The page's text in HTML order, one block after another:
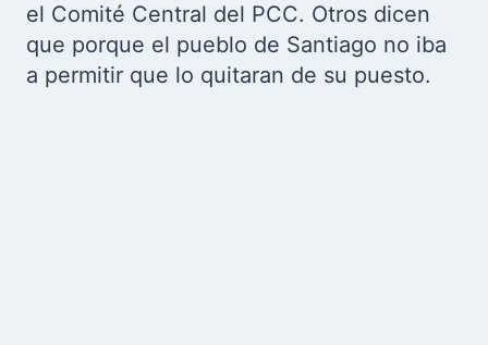
el Comité Central del PCC. Otros dicen
que porque el pueblo de Santiago no iba
a permitir que lo quitaran de su puesto.